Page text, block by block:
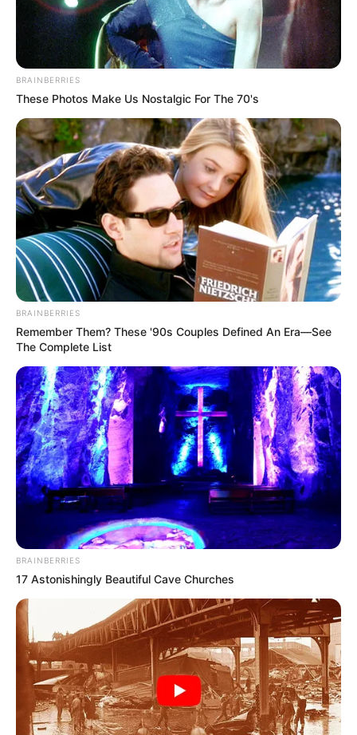
BRAINBERRIES
These Photos Make Us Nostalgic For The 70's
BRAINBERRIES
Remember Them? These '90s Couples Defined An Era—See
The Complete List
BRAINBERRIES
17 Astonishingly Beautiful Cave Churches